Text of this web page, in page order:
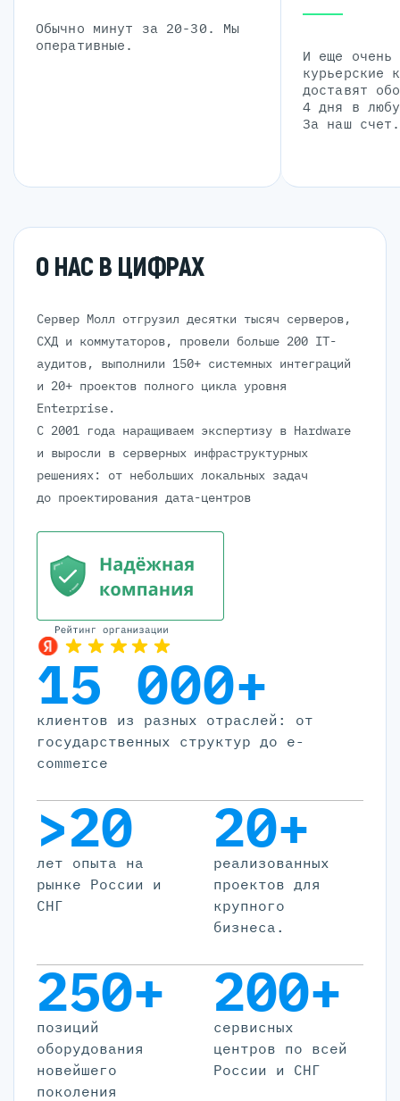
Обычно минут за 20-30. Мы
оперативные.
И еще очень
курьерские
доставят
4 дня в
За наш счет.
О НАС В ЦИФРАХ
Сервер Молл отгрузил десятки тысяч серверов,
СХД и коммутаторов, провели больше 200 IT-
аудитов, выполнили 150+ системных интеграций
и 20+ проектов полного цикла уровня
Enterprise.
С 2001 года наращиваем экспертизу в Hardware
и выросли в серверных инфраструктурных
решениях: от небольших локальных задач
до проектирования дата-центров
15 000+
клиентов из разных отраслей: от
государственных структур до e-
commerce
>20
лет опыта на
рынке России и
СНГ
20+
реализованных
проектов для
крупного
бизнеса.
250+
позиций
оборудования
новейшего
поколения
200+
cервисных
центров по всей
России и СНГ